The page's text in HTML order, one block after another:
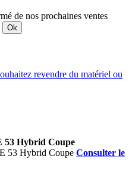
de nos prochaines ventes
Ok
Hybrid Coupe
Consulter le